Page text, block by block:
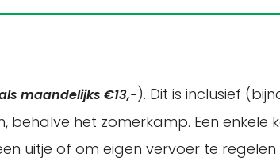
maandelijks €13,-). Dit is inclusief
het zomerkamp. Een enkele
uitje of om eigen vervoer te